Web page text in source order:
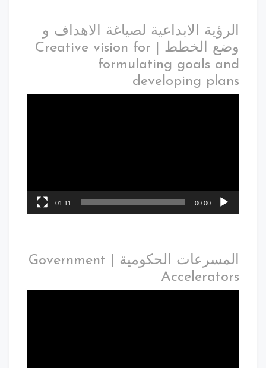
الرؤية الابداعية لصياغة الاهداف و
وضع الخطط | Creative vision for
formulating goals and
developing plans
00:00
01:11
المسرعات الحكومية | Government
Accelerators